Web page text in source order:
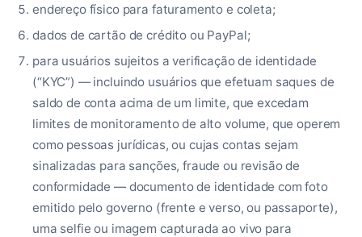
endereço físico para faturamento e coleta;
dados de cartão de crédito ou PayPal;
para usuários sujeitos a verificação de identidade
(“KYC”) — incluindo usuários que efetuam saques de
saldo de conta acima de um limite, que excedam
limites de monitoramento de alto volume, que operem
como pessoas jurídicas, ou cujas contas sejam
sinalizadas para sanções, fraude ou revisão de
conformidade — documento de identidade com foto
emitido pelo governo (frente e verso, ou passaporte),
uma selfie ou imagem capturada ao vivo para